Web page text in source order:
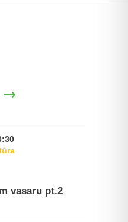
vasaru pt.2